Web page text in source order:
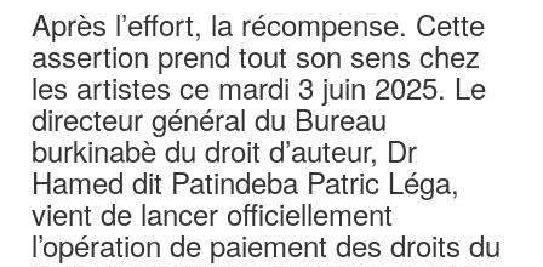
Après l’effort, la récompense. Cette
assertion prend tout son sens chez
les artistes ce mardi 3 juin 2025. Le
directeur général du Bureau
burkinabè du droit d’auteur, Dr
Hamed dit Patindeba Patric Léga,
vient de lancer officiellement
l’opération de paiement des droits du